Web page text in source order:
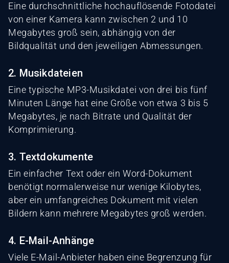
Eine durchschnittliche hochauflösende Fotodatei
von einer Kamera kann zwischen 2 und 10
Megabytes groß sein, abhängig von der
Bildqualität und den jeweiligen Abmessungen.
2. Musikdateien
Eine typische MP3-Musikdatei von drei bis fünf
Minuten Länge hat eine Größe von etwa 3 bis 5
Megabytes, je nach Bitrate und Qualität der
Komprimierung.
3. Textdokumente
Ein einfacher Text oder ein Word-Dokument
benötigt normalerweise nur wenige Kilobytes,
aber ein umfangreiches Dokument mit vielen
Bildern kann mehrere Megabytes groß werden.
4. E-Mail-Anhänge
Viele E-Mail-Anbieter haben eine Begrenzung für